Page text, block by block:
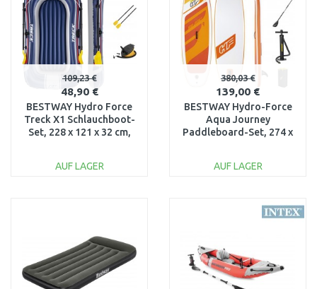
109,23 €
48,90 €
BESTWAY Hydro Force
Treck X1 Schlauchboot-
Set, 228 x 121 x 32 cm,
AUF LAGER
380,03 €
139,00 €
BESTWAY Hydro-Force
Aqua Journey
Paddleboard-Set, 274 x
AUF LAGER